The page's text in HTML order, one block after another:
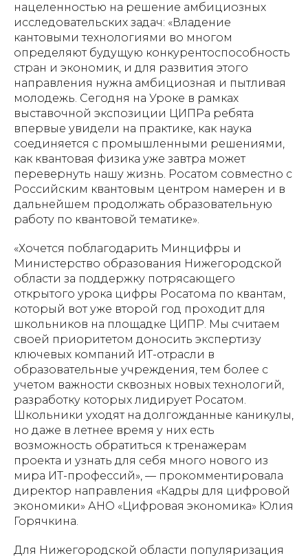
нацеленностью на решение амбициозных
исследовательских задач: «Владение
кантовыми технологиями во многом
определяют будущую конкурентоспособность
стран и экономик, и для развития этого
направления нужна амбициозная и пытливая
молодежь. Сегодня на Уроке в рамках
выставочной экспозиции ЦИПРа ребята
впервые увидели на практике, как наука
соединяется с промышленными решениями,
как квантовая физика уже завтра может
перевернуть нашу жизнь. Росатом совместно с
Российским квантовым центром намерен и в
дальнейшем продолжать образовательную
работу по квантовой тематике».
«Хочется поблагодарить Минцифры и
Министерство образования Нижегородской
области за поддержку потрясающего
открытого урока цифры Росатома по квантам,
который вот уже второй год проходит для
школьников на площадке ЦИПР. Мы считаем
своей приоритетом доносить экспертизу
ключевых компаний ИТ-отрасли в
образовательные учреждения, тем более с
учетом важности сквозных новых технологий,
разработку которых лидирует Росатом.
Школьники уходят на долгожданные каникулы,
но даже в летнее время у них есть
возможность обратиться к тренажерам
проекта и узнать для себя много нового из
мира ИТ-профессий», — прокомментировала
директор направления «Кадры для цифровой
экономики» АНО «Цифровая экономика» Юлия
Горячкина.
Для Нижегородской области популяризация